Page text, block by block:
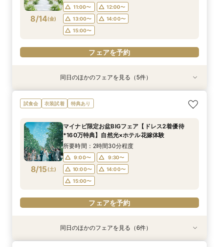
15:00〜
フェアを予約
フェアを予約
15:00〜
フェアを予約
15:00〜
フェアを予約
8/14(金)
11:00〜
12:00〜
13:00〜
14:00〜
15:00〜
フェアを予約
衣装試着 特典あり
8/14(金)
【憧れドレス体験付き】ドレス試着体験＆衣裳1
着プレゼント
11:00〜
12:00〜
14:00〜
15:00〜
フェアを予約
衣装試着 特典あり
8/14(金)
【家族での挙式＆会食なら】67万円のお得すぎ
プラン紹介フェア
11:00〜
12:00〜
13:00〜
14:00〜
15:00〜
フェアを予約
特典あり
8/14(金)
【ペットと一緒の結婚式】大切な家族と過ごす
ペット婚相談会
11:00〜
13:00〜
15:00〜
フェアを予約
衣装試着 特典あり
8/14(金)
マイナビ限定BIG【大阪で人気*2会場同時見学
フェア】新作ドレス試着×130万特典
11:00〜
12:00〜
13:30〜
14:00〜
15:00〜
フェアを予約
8/14(金)
【短時間でもOK】ふたりの不安をプロが解消！
会場見学×見積相談
11:00〜
12:00〜
13:00〜
14:00〜
15:00〜
フェアを予約
同日のほかのフェアを見る（5件）
試食会 衣装試着 特典あり
8/15(土)
マイナビ限定お盆BIGフェア【ドレス2着優待
*160万特典】自然光×ホテル花嫁体験
所要時間：2時間30分程度
9:00〜
9:30〜
10:00〜
14:00〜
15:00〜
フェアを予約
衣装試着 特典あり
衣装試着 特典あり
特典あり
衣装試着 特典あり
衣装試着 特典あり
衣装試着 特典あり
同日のほかのフェアを見る（6件）